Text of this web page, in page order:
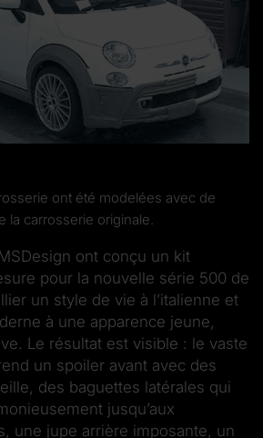
ont été modelées avec de
la carrosserie originale.
ont conçu un kit
pour la nouvelle série 500 de
un style de vie à l’italienne et
à une apparence jeune,
Le résultat est visible : le vaste
un spoiler avant avec des
des baguettes latérales qui
jusqu’aux
une jupe arrière imposante, un